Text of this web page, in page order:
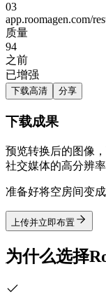
03
app.roomagen.com/
质量
94
之前
已增强
下载高清 分享
下载成果
预览转换后的图像
社交媒体的高分辨
准备好将空房间变
上传并立即布置
为什么选择